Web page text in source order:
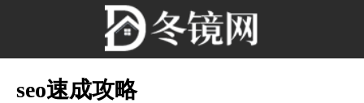
seo速成攻略